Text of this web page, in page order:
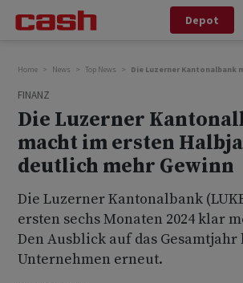
Depot
Home News Top News Die Luzerner Kantonalbank
FINANZ
Die Luzerner
macht im ersten
deutlich mehr Gewinn
Die Luzerner Kantonalbank
ersten sechs Monaten 2024 klar
Den Ausblick auf das Gesamtjahr
Unternehmen erneut.